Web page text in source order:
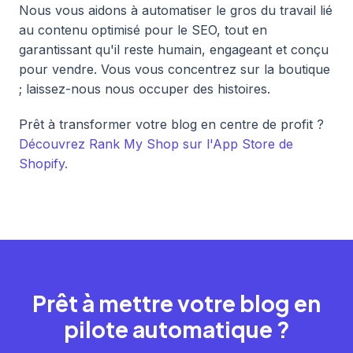
Nous vous aidons à automatiser le gros du travail lié
au contenu optimisé pour le SEO, tout en
garantissant qu'il reste humain, engageant et conçu
pour vendre. Vous vous concentrez sur la boutique
; laissez-nous nous occuper des histoires.
Prêt à transformer votre blog en centre de profit ?
Découvrez Rank My Shop sur l'App Store de
Shopify.
Prêt à mettre votre blog en
pilote automatique ?